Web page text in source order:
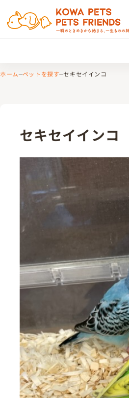
ホーム ペットを探す セキセイインコ
セキセイインコ